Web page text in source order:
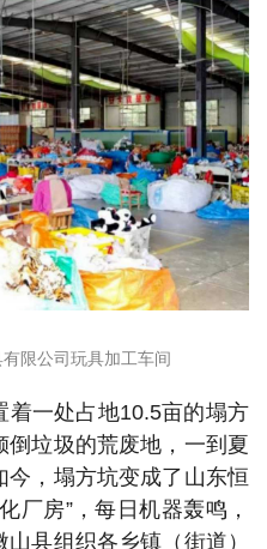
限公司玩具加工车间
着一处占地10.5亩的塌方
垃圾的荒废地，一到夏
今，塌方坑变成了山东恒
厂房”，每日机器轰鸣，
县组织各乡镇（街道）